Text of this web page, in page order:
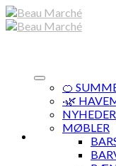
Skip
to
🍊
·🌿
NYHEDER
MØBLER